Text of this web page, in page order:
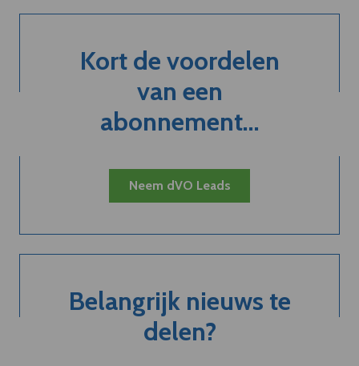
Kort de voordelen
van een
abonnement...
Neem dVO Leads
Belangrijk nieuws te
delen?